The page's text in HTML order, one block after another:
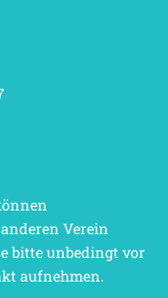
Verein
bitte unbedingt vor
aufnehmen.